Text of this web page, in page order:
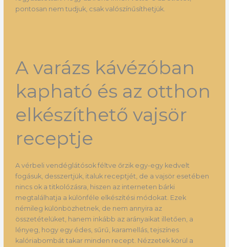
pontosan nem tudjuk, csak valószínűsíthetjük.
A varázs kávézóban
kapható és az otthon
elkészíthető vajsör
receptje
A vérbeli vendéglátósok féltve őrzik egy-egy kedvelt
fogásuk, desszertjük, italuk receptjét, de a vajsör esetében
nincs ok a titkolózásra, hiszen az interneten bárki
megtalálhatja a különféle elkészítési módokat. Ezek
némileg különbözhetnek, de nem annyira az
összetételüket, hanem inkább az arányaikat illetően, a
lényeg, hogy egy édes, sűrű, karamellás, tejszínes
kalóriabombát takar minden recept. Nézzetek körül a